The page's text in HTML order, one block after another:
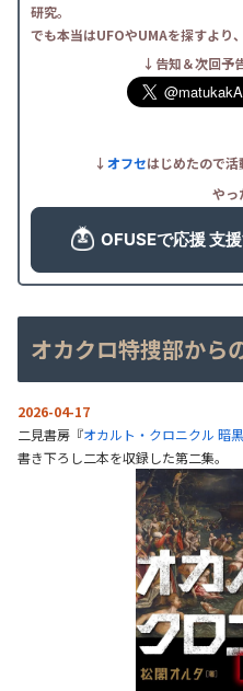
研究。
でも本当はUFOやUMAを探すより
↓告知＆次回予
↓オフセはじめたので活
やっ
オカクロ特捜部から
2026-04-17
二見書房『オカルト・クロニクル 暗
書き下ろし二本を収録した第二集。